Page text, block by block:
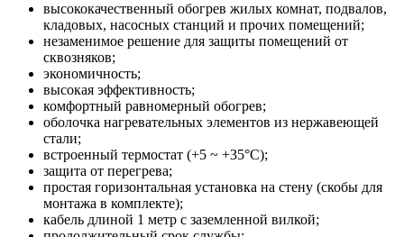
высококачественный обогрев жилых комнат, подвалов,
кладовых, насосных станций и прочих помещений;
незаменимое решение для защиты помещений от
сквозняков;
экономичность;
высокая эффективность;
комфортный равномерный обогрев;
оболочка нагревательных элементов из нержавеющей
стали;
встроенный термостат (+5 ~ +35°C);
защита от перегрева;
простая горизонтальная установка на стену (скобы для
монтажа в комплекте);
кабель длиной 1 метр с заземленной вилкой;